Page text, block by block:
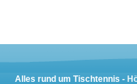
Alles rund um Tischtennis -